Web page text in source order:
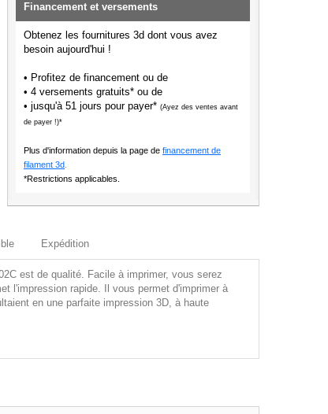
Financement et versements
Obtenez les fournitures 3d dont vous avez
besoin aujourd'hui !
• Profitez de financement ou de
• 4 versements gratuits* ou de
• jusqu'à 51 jours pour payer* (Ayez des ventes avant
de payer !)*
Plus d'information depuis la page de financement de
filament 3d.
*Restrictions applicables.
Expédition
est de qualité. Facile à imprimer, vous serez
l'impression rapide. Il vous permet d'imprimer à
en une parfaite impression 3D, à haute